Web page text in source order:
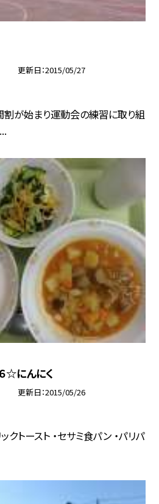
更新日 2015/05/27
間割が始まり運動会の練習に取り組
☆にんにく
更新日 2015/05/26
トースト ・セサミ食パン ・パリパ